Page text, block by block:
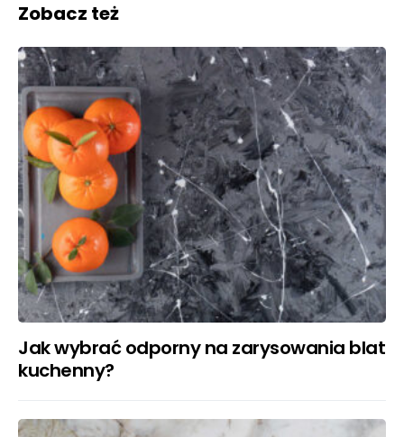
Zobacz też
Jak wybrać odporny na zarysowania blat
kuchenny?